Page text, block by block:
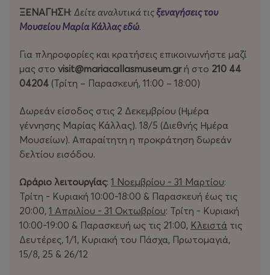
ΞΕΝΑΓΗΣΗ: Δείτε αναλυτικά τιςξεναγήσεις του
Μουσείου Μαρία Κάλλας εδώ.
Για πληροφορίες και κρατήσεις επικοινωνήστε μαζί
μας στο visit@mariacallasmuseum.grή στο 210 44
04204 (Τρίτη – Παρασκευή, 11:00 – 18:00)
Δωρεάν είσοδος στις 2 Δεκεμβρίου (Ημέρα
γέννησης Μαρίας Κάλλας). 18/5 (Διεθνής Ημέρα
Μουσείων). Απαραίτητη η προκράτηση δωρεάν
δελτίου εισόδου.
Ωράριο λειτουργίας: 1 Νοεμβρίου - 31 Μαρτίου:
Τρίτη - Κυριακή 10:00-18:00 & Παρασκευή έως τις
20:00, 1 Απριλίου - 31 Οκτωβρίου: Τρίτη - Κυριακή
10:00-19:00 & Παρασκευή ως τις 21:00, Κλειστά τις
Δευτέρες, 1/1, Κυριακή του Πάσχα, Πρωτομαγιά,
15/8, 25 & 26/12